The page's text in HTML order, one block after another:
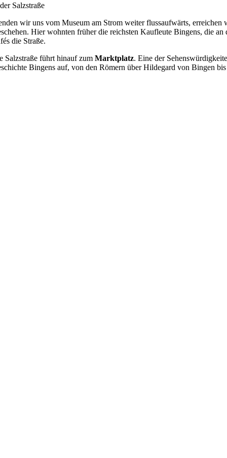
Salzstraße
wir uns vom Museum am Strom weiter flussaufwärts,
Hier wohnten früher die reichsten Kaufleute Bingens, die
die Straße.
Salzstraße führt hinauf zumMarktplatz. Eine der
Bingens auf, von den Römern über Hildegard von Bingen